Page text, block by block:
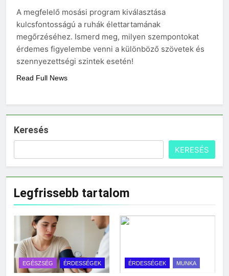
A megfelelő mosási program kiválasztása
kulcsfontosságú a ruhák élettartamának
megőrzéséhez. Ismerd meg, milyen szempontokat
érdemes figyelembe venni a különböző szövetek és
szennyezettségi szintek esetén!
Read Full News
Keresés
KERESÉS
Legfrissebb tartalom
EGÉSZSÉG ÉRDESSÉGEK ÉRDESSÉGEK MUNKA